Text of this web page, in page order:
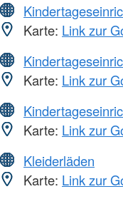
Karte: Link zur
Karte: Link zur
Karte: Link zur
Kleiderläden
Karte: Link zur